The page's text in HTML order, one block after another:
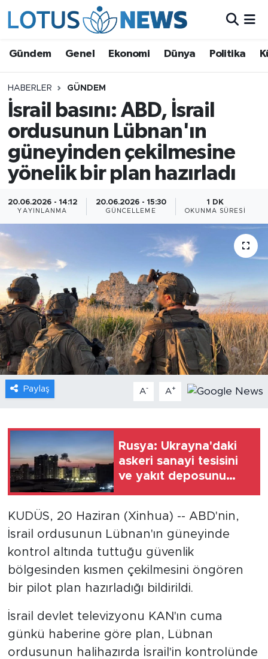
Gündem Genel Ekonomi Dünya Politika
HABERLER GÜNDEM
İsrail basını: ABD, İsrail
ordusunun Lübnan'ın
güneyinden çekilmesine
yönelik bir plan hazırladı
20.06.2026 - 14:12
YAYINLANMA
20.06.2026 - 15:30
GÜNCELLEME
1 DK
OKUNMA SÜRESI
Paylaş A- A+
Rusya: Ukrayna'daki
askeri sanayi tesisini
ve yakıt deposunu
KUDÜS, 20 Haziran (Xinhua) -- ABD'nin,
İsrail ordusunun Lübnan'ın güneyinde
kontrol altında tuttuğu güvenlik
bölgesinden kısmen çekilmesini öngören
bir pilot plan hazırladığı bildirildi.
İsrail devlet televizyonu KAN'ın cuma
günkü haberine göre plan, Lübnan
ordusunun halihazırda İsrail'in kontrolünde
Ekonomi
Dünya
Politika
Kültür - Sanat ve Tarih
Yaşam
Çin Fuarları
Gündem
Video
Sağlık
Foto Haber
Xinhua Türkiye
Seyahat